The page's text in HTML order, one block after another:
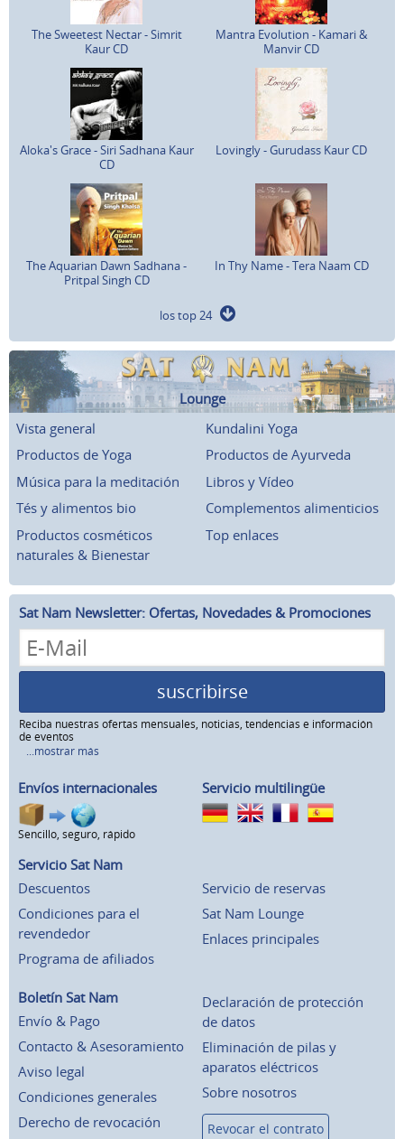
The Sweetest Nectar - Simrit
Kaur CD
Mantra Evolution - Kamari &
Manvir CD
Aloka's Grace - Siri Sadhana Kaur
CD
Lovingly - Gurudass Kaur CD
The Aquarian Dawn Sadhana -
Pritpal Singh CD
In Thy Name - Tera Naam CD
los top 24
Lounge
Vista general
Kundalini Yoga
Productos de Yoga
Productos de Ayurveda
Música para la meditación
Libros y Vídeo
Tés y alimentos bio
Complementos alimenticios
Productos cosméticos
naturales & Bienestar
Top enlaces
Sat Nam Newsletter: Ofertas, Novedades & Promociones
suscribirse
Reciba nuestras ofertas mensuales, noticias, tendencias e información
de eventos
...mostrar más
Envíos internacionales
Sencillo, seguro, rápido
Servicio multilingüe
Servicio Sat Nam
Descuentos
Condiciones para el
revendedor
Programa de afiliados
Servicio de reservas
Sat Nam Lounge
Enlaces principales
Boletín Sat Nam
Envío & Pago
Contacto & Asesoramiento
Aviso legal
Condiciones generales
Derecho de revocación
Declaración de protección
de datos
Eliminación de pilas y
aparatos eléctricos
Sobre nosotros
Revocar el contrato